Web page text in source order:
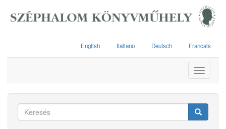
English Italiano Deutsch Francais
Toggle
Keresés